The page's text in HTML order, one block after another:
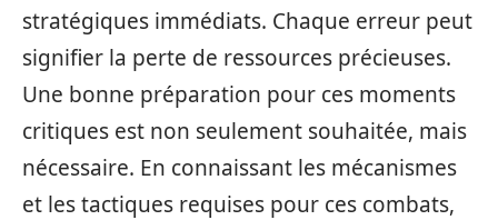
stratégiques immédiats. Chaque erreur peut
signifier la perte de ressources précieuses.
Une bonne préparation pour ces moments
critiques est non seulement souhaitée, mais
nécessaire. En connaissant les mécanismes
et les tactiques requises pour ces combats,